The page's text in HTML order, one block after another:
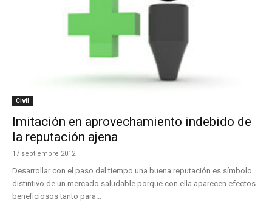
Civil
Imitación en aprovechamiento indebido de
la reputación ajena
17 septiembre 2012
Desarrollar con el paso del tiempo una buena reputación es símbolo
distintivo de un mercado saludable porque con ella aparecen efectos
beneficiosos tanto para...